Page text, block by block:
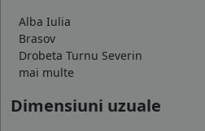
Alba Iulia
Brasov
Drobeta Turnu Severin
mai multe
Dimensiuni uzuale